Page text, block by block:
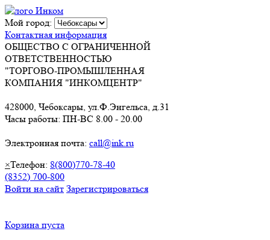
Мой город:
Контактная информация
ОБЩЕСТВО С ОГРАНИЧЕННОЙ
ОТВЕТСТВЕННОСТЬЮ
"ТОРГОВО-ПРОМЫШЛЕННАЯ
КОМПАНИЯ "ИНКОМЦЕНТР"
428000, Чебоксары, ул.Ф.Энгельса, д.31
Часы работы: ПН-ВС 8.00 - 20.00
Электронная почта: call@ink.ru
×Телефон: 8(800)770-78-40
(8352) 700-800
Войти на сайт Зарегистрироваться
Корзина пуста